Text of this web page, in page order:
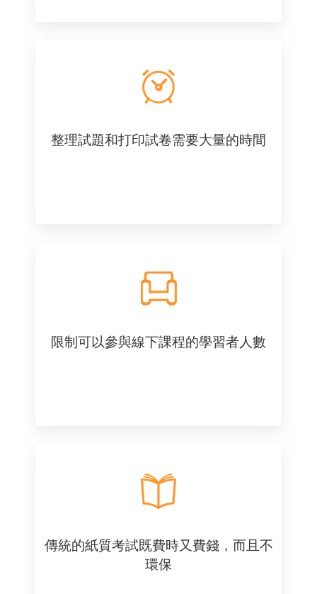
整理試題和打印試卷需要大量的時間
限制可以參與線下課程的學習者人數
傳統的紙質考試既費時又費錢，而且不
環保